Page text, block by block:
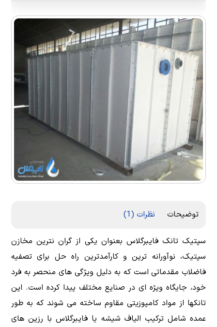
توضیحات نظرات (1)
سپتیک تانک فایبرگلاس بعنوان یکی از گران نترین مخازن
سپتیک، نوآورانه ترین و کارآمدترین راه حل برای تصفیه
فاضلاب مقدماتی است که به دلیل ویژگی های منحصر به فرد
خود، جایگاه ویژه ای در صنایع مختلف پیدا کرده است. این
تانکها از مواد کامپوزیتی مقاوم ساخته می شوند که به طور
عمده شامل ترکیب الیاف شیشه یا فایبرگلاس با رزین های